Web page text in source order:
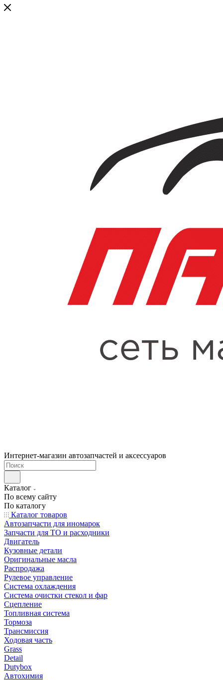
Интернет-магазин автозапчастей и аксессуаров
Каталог
По всему сайту
По каталогу
Каталог товаров
Автозапчасти для иномарок
Запчасти для ТО и расходники
Двигатель
Кузовные детали
Оригинальные масла
Распродажа
Рулевое управление
Система охлаждения
Система очистки стекол и фар
Сцепление
Топливная система
Тормоза
Трансмиссия
Ходовая часть
Grass
Detail
Dutybox
Автохимия